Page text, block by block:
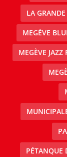
LA GRANDE
MEGÈVE
MEGÈVE JAZZ
PÉTANQUE